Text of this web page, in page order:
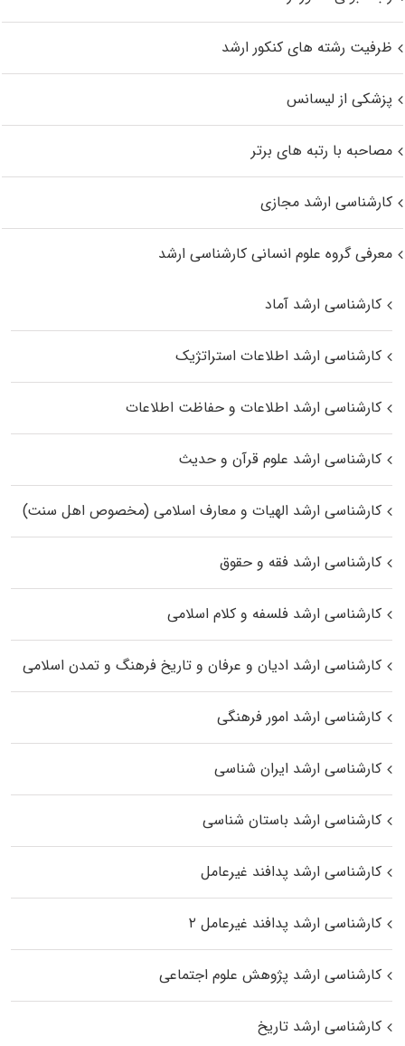
ظرفیت رشته های کنکور ارشد
پزشکی از لیسانس
مصاحبه با رتبه های برتر
کارشناسی ارشد مجازی
معرفی گروه علوم انسانی کارشناسی ارشد
کارشناسی ارشد آماد
کارشناسی ارشد اطلاعات استراتژیک
کارشناسی ارشد اطلاعات و حفاظت اطلاعات
کارشناسی ارشد علوم قرآن و حدیث
کارشناسی ارشد الهیات و معارف اسلامی (مخصوص اهل سنت)
کارشناسی ارشد فقه و حقوق
کارشناسی ارشد فلسفه و کلام اسلامی
کارشناسی ارشد ادیان و عرفان و تاریخ فرهنگ و تمدن اسلامی
کارشناسی ارشد امور فرهنگی
کارشناسی ارشد ایران شناسی
کارشناسی ارشد باستان شناسی
کارشناسی ارشد پدافند غیرعامل
کارشناسی ارشد پدافند غیرعامل ۲
کارشناسی ارشد پژوهش علوم اجتماعی
کارشناسی ارشد تاریخ